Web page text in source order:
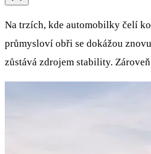
Na trzích, kde automobilky čelí
průmysloví obři se dokážou
zůstává zdrojem stability.